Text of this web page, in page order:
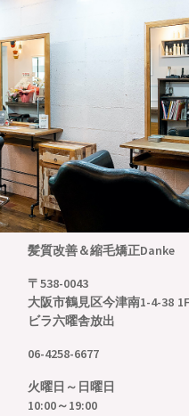
髪質改善＆縮毛矯正Danke
〒538-0043
大阪市鶴見区今津南1-4-38
ビラ六曜舎放出
06-4258-6677
火曜日～日曜日
10:00～19:00